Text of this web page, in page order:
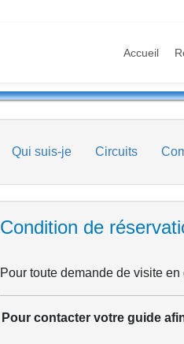
Accueil
Qui suis-je Circuits
Condition de
Pour toute demande de visite
Pour contacter votre guide